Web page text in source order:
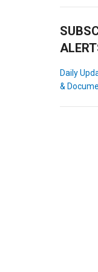
Daily
&